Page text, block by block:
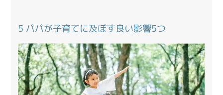
5 パパが子育てに及ぼす良い影響5つ